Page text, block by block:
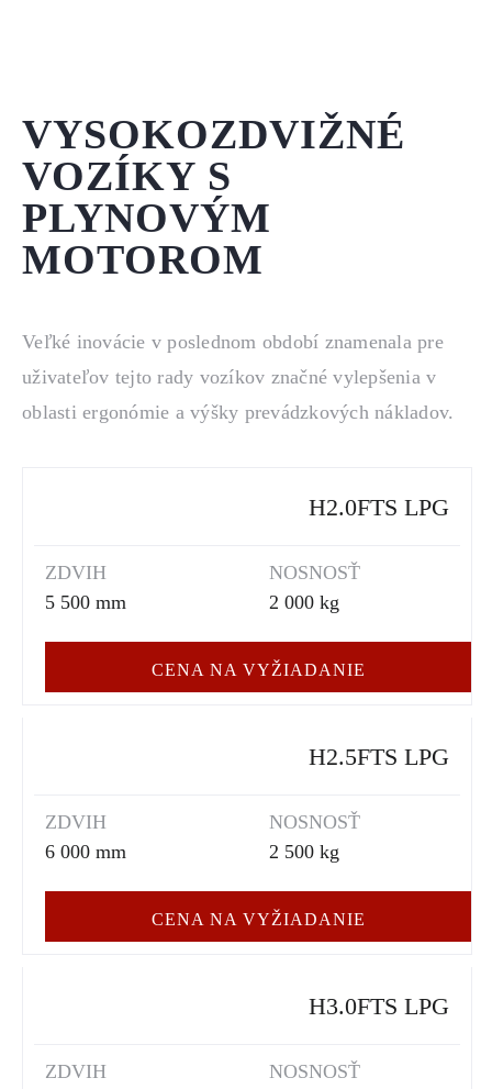
VYSOKOZDVIŽNÉ
VOZÍKY S
PLYNOVÝM
MOTOROM
Veľké inovácie v poslednom období znamenala pre
uživateľov tejto rady vozíkov značné vylepšenia v
oblasti ergonómie a výšky prevádzkových nákladov.
poskytujú najlepšiu rovnováhu medzi efektivitou
H2.0FTS LPG
ZDVIH
5 500 mm
NOSNOSŤ
2 000 kg
CENA NA VYŽIADANIE
H2.5FTS LPG
ZDVIH
6 000 mm
NOSNOSŤ
2 500 kg
CENA NA VYŽIADANIE
H3.0FTS LPG
ZDVIH
NOSNOSŤ